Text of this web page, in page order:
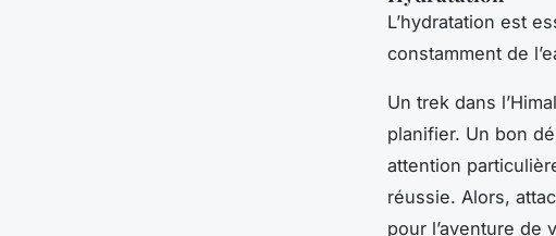
L’hydratation est
constamment de
Un trek dans
planifier. Un bon
attention
réussie. Alors,
pour l’aventure de